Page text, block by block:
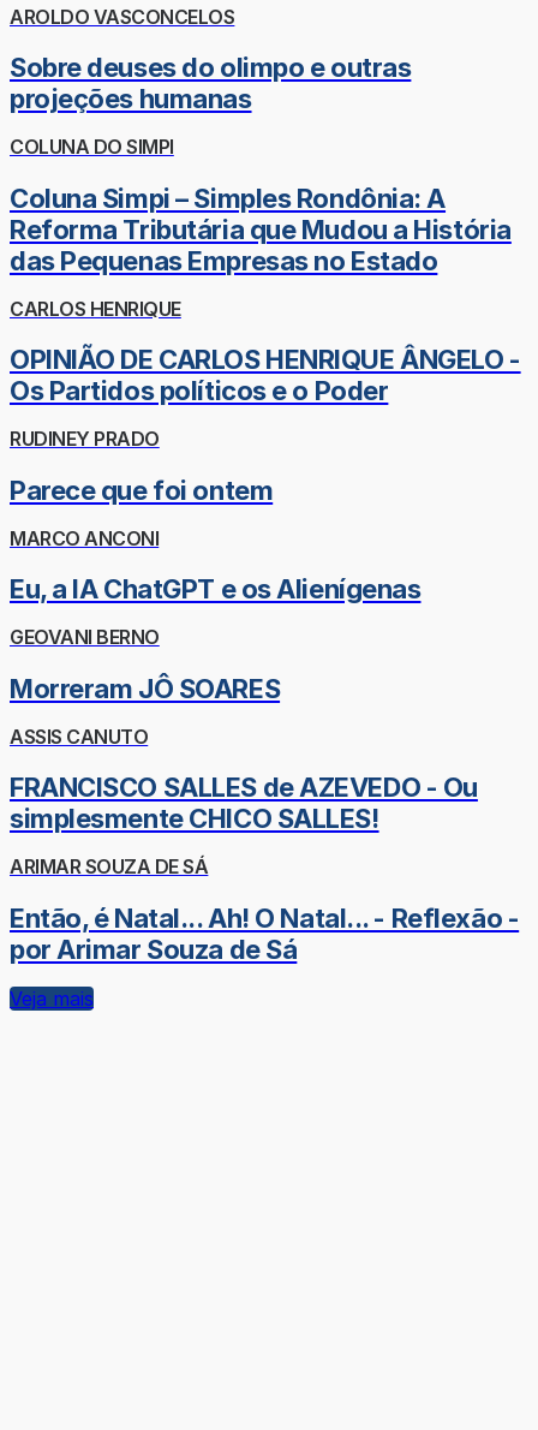
AROLDO VASCONCELOS
Sobre deuses do olimpo e outras
projeções humanas
COLUNA DO SIMPI
Coluna Simpi – Simples Rondônia: A
Reforma Tributária que Mudou a História
das Pequenas Empresas no Estado
CARLOS HENRIQUE
OPINIÃO DE CARLOS HENRIQUE ÂNGELO -
Os Partidos políticos e o Poder
RUDINEY PRADO
Parece que foi ontem
MARCO ANCONI
Eu, a IA ChatGPT e os Alienígenas
GEOVANI BERNO
Morreram JÔ SOARES
ASSIS CANUTO
FRANCISCO SALLES de AZEVEDO - Ou
simplesmente CHICO SALLES!
ARIMAR SOUZA DE SÁ
Então, é Natal... Ah! O Natal... - Reflexão -
por Arimar Souza de Sá
Veja mais